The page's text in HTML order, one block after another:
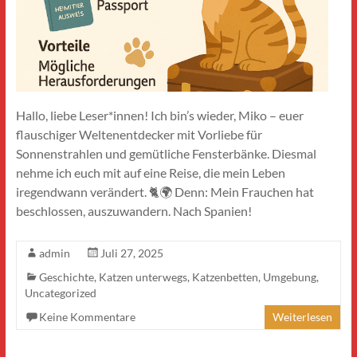
Hallo, liebe Leser*innen! Ich bin’s wieder, Miko – euer
flauschiger Weltenentdecker mit Vorliebe für
Sonnenstrahlen und gemütliche Fensterbänke. Diesmal
nehme ich euch mit auf eine Reise, die mein Leben
iregendwann verändert. 🐈🌍 Denn: Mein Frauchen hat
beschlossen, auszuwandern. Nach Spanien!
admin
Juli 27, 2025
Geschichte, Katzen unterwegs, Katzenbetten, Umgebung,
Uncategorized
Keine Kommentare
Weiterlesen